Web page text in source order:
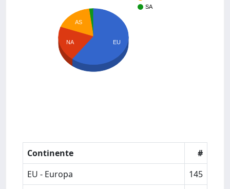
SA
AS
NA EU
Continente
#
EU - Europa
145